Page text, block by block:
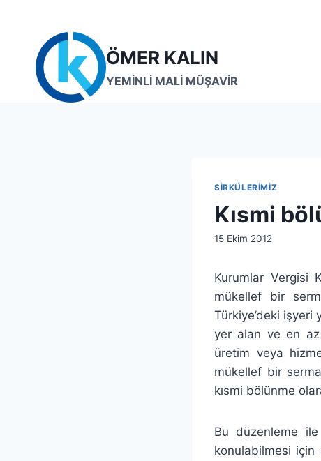
content
ÖMER KALIN
YEMİNLİ MALİ MÜŞAVİR
SIRKÜLERIMIZ
Kısmi
By
15 Ekim 2012
Kurumlar Vergisi
mükellef bir
Türkiye’deki
yer alan ve en
üretim veya
mükellef bir
kısmi bölünme
Bu düzenleme
konulabilmesi